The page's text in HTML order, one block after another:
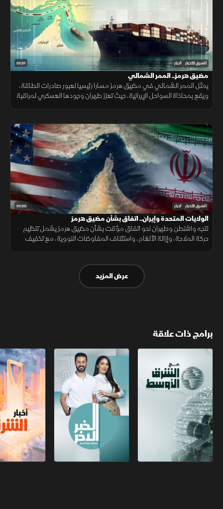
01:31 الشرق للأخبار أخبار
مضيق هرمز.. الممر الشمالي
يمثل الممر الشمالي في مضيق هرمز مسارا رئيسيا لعبور صادرات الطاقة،
ويقع بمحاذاة السواحل الإيرانية، حيث تعزز طهران وجودها العسكري لمراقبة
01:30 الشرق للأخبار أخبار
الولايات المتحدة وإيران.. اتفاق بشأن مضيق هرمز
تتجه واشنطن وطهران نحو اتفاق مؤقت بشأن مضيق هرمز يشمل تنظيم
حركة الملاحة، وإزالة الألغام، واستئناف المفاوضات النووية، مع تخفيف
عرض المزيد
برامج ذات علاقة
مع الشرق الأوسط الخبر الآخر أخبار الشرق